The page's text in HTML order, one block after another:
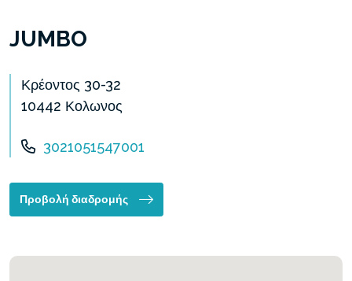
JUMBO
Κρέοντος 30-32
10442 Κολωνος
3021051547001
Προβολή διαδρομής